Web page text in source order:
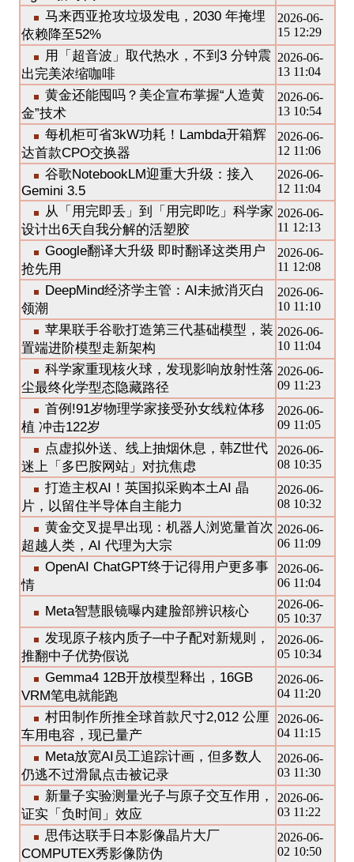
马来西亚抢攻垃圾发电，2030 年掩埋
依赖降至52%
2026-06-
15 12:29
用「超音波」取代热水，不到3 分钟震
出完美浓缩咖啡
2026-06-
13 11:04
黄金还能囤吗？美企宣布掌握“人造黄
金”技术
2026-06-
13 10:54
每机柜可省3kW功耗！Lambda开箱辉
达首款CPO交换器
2026-06-
12 11:06
谷歌NotebookLM迎重大升级：接入
Gemini 3.5
2026-06-
12 11:04
从「用完即丢」到「用完即吃」科学家
设计出6天自我分解的活塑胶
2026-06-
11 12:13
Google翻译大升级 即时翻译这类用户
抢先用
2026-06-
11 12:08
DeepMind经济学主管：AI未掀消灭白
领潮
2026-06-
10 11:10
苹果联手谷歌打造第三代基础模型，装
置端进阶模型走新架构
2026-06-
10 11:04
科学家重现核火球，发现影响放射性落
尘最终化学型态隐藏路径
2026-06-
09 11:23
首例!91岁物理学家接受孙女线粒体移
植 冲击122岁
2026-06-
09 11:05
点虚拟外送、线上抽烟休息，韩Z世代
迷上「多巴胺网站」对抗焦虑
2026-06-
08 10:35
打造主权AI！英国拟采购本土AI 晶
片，以留住半导体自主能力
2026-06-
08 10:32
黄金交叉提早出现：机器人浏览量首次
超越人类，AI 代理为大宗
2026-06-
06 11:09
OpenAI ChatGPT终于记得用户更多事
情
2026-06-
06 11:04
Meta智慧眼镜曝内建脸部辨识核心
2026-06-
05 10:37
发现原子核内质子─中子配对新规则，
推翻中子优势假说
2026-06-
05 10:34
Gemma4 12B开放模型释出，16GB
VRM笔电就能跑
2026-06-
04 11:20
村田制作所推全球首款尺寸2,012 公厘
车用电容，现已量产
2026-06-
04 11:15
Meta放宽AI员工追踪计画，但多数人
仍逃不过滑鼠点击被记录
2026-06-
03 11:30
新量子实验测量光子与原子交互作用，
证实「负时间」效应
2026-06-
03 11:22
思伟达联手日本影像晶片大厂
COMPUTEX秀影像防伪
2026-06-
02 10:50